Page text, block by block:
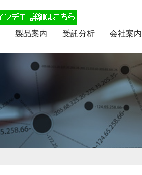
製品案内 受託分析 会社案内